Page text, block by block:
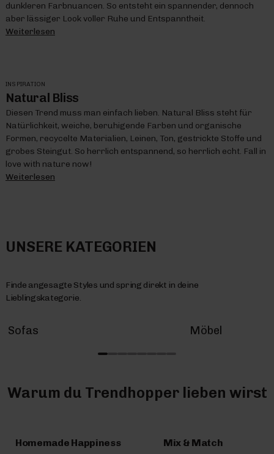
dunkleren Farbnuancen. So entsteht ein spannender, dennoch
aber lässiger Look voller Ruhe und Entspanntheit.
Weiterlesen
INSPIRATION
Natural Bliss
Diesen Trend muss man einfach lieben. Natural Bliss steht für
Natürlichkeit, weiche, beruhigende Farben und organische
Formen, recycelte Materialien, Leinen, Ton, gestrickte Stoffe und
grobes Steingut. So herrlich entspannend, so herrlich echt. Fall in
love with nature now!
Weiterlesen
UNSERE KATEGORIEN
Finde angesagte Styles und spring direkt in deine
Lieblingskategorie.
Sofas Möbel
Warum du Trendhopper lieben wirst
Homemade Happiness Mix & Match